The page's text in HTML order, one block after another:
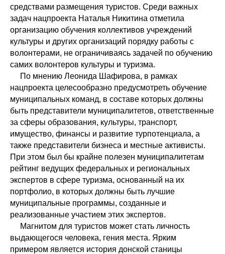
средствами размещения туристов. Среди важных
задач нацпроекта Наталья Никитина отметила
организацию обучения коллективов учреждений
культуры и других организаций порядку работы с
волонтерами, не ограничиваясь задачей по обучению
самих волонтеров культуры и туризма.
По мнению Леонида Шафирова, в рамках
нацпроекта целесообразно предусмотреть обучение
муниципальных команд, в составе которых должны
быть представители муниципалитетов, ответственные
за сферы образования, культуры, транспорт,
имущество, финансы и развитие турпотенциала, а
также представители бизнеса и местные активисты.
При этом был бы крайне полезен муниципалитетам
рейтинг ведущих федеральных и региональных
экспертов в сфере туризма, основанный на их
портфолио, в которых должны быть лучшие
муниципальные программы, созданные и
реализованные участием этих экспертов.
Магнитом для туристов может стать личность
выдающегося человека, гения места. Ярким
примером является история донской станицы